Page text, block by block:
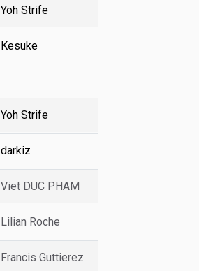
Yoh Strife
Kesuke
Yoh Strife
darkiz
Viet DUC PHAM
Lilian Roche
Francis Guttierez